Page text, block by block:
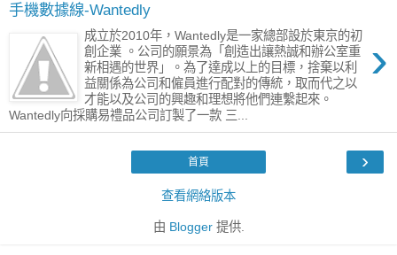
手機數據線-Wantedly
›
成立於2010年，Wantedly是一家總部設於東京的初
創企業 。公司的願景為「創造出讓熱誠和辦公室重
新相遇的世界」。為了達成以上的目標，捨棄以利
益關係為公司和僱員進行配對的傳統，取而代之以
才能以及公司的興趣和理想將他們連繫起來。
Wantedly向採購易禮品公司訂製了一款 三...
›
首頁
查看網絡版本
由 Blogger提供.